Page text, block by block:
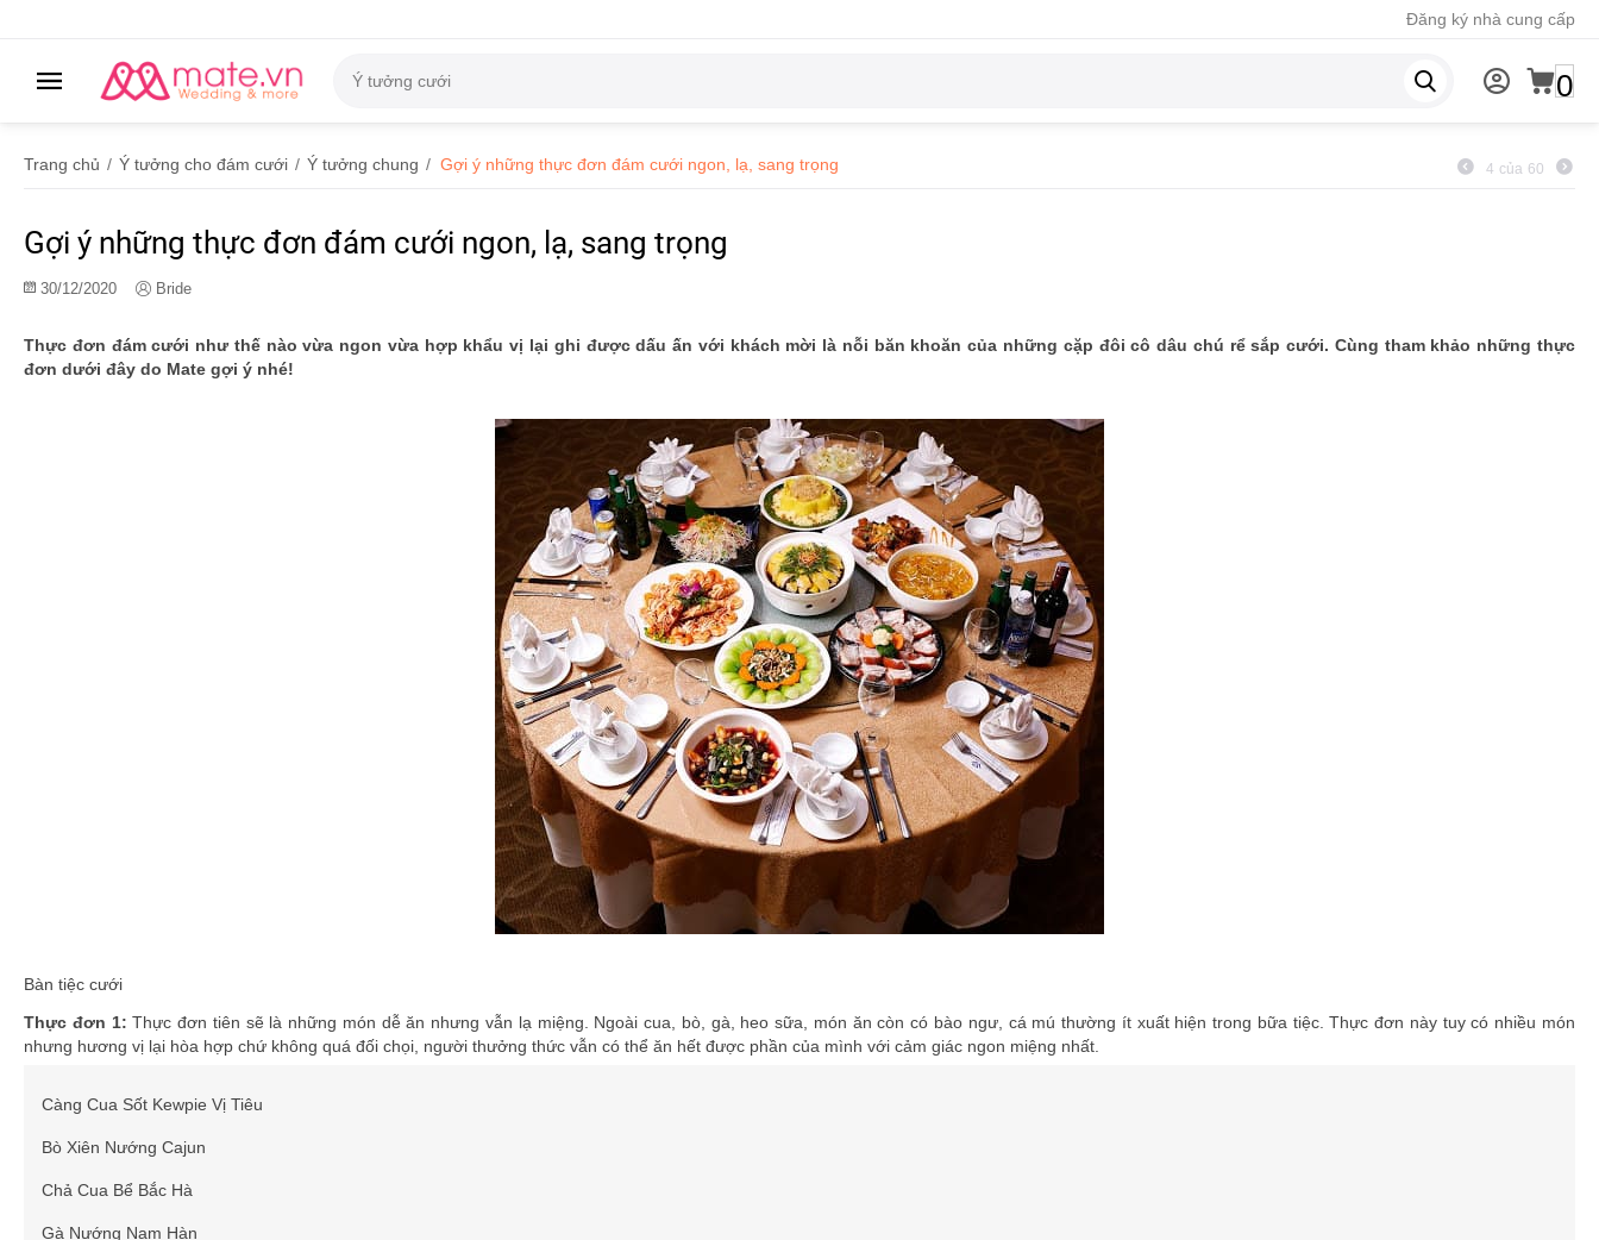
Đăng ký nhà cung cấp
0
Trang chủ / Ý tưởng cho đám cưới / Ý tưởng chung / Gợi ý những thực đơn đám cưới ngon, lạ, sang trọng 4 của 60
Gợi ý những thực đơn đám cưới ngon, lạ, sang trọng
30/12/2020 Bride
Thực đơn đám cưới như thế nào vừa ngon vừa hợp khẩu vị lại ghi được dấu ấn với khách mời là nỗi băn khoăn của những cặp đôi cô dâu chú rể sắp cưới. Cùng tham khảo những thực
đơn dưới đây do Mate gợi ý nhé!
Bàn tiệc cưới
Thực đơn 1: Thực đơn tiên sẽ là những món dễ ăn nhưng vẫn lạ miệng. Ngoài cua, bò, gà, heo sữa, món ăn còn có bào ngư, cá mú thường ít xuất hiện trong bữa tiệc. Thực đơn này tuy có nhiều món
nhưng hương vị lại hòa hợp chứ không quá đối chọi, người thưởng thức vẫn có thể ăn hết được phần của mình với cảm giác ngon miệng nhất.
Càng Cua Sốt Kewpie Vị Tiêu
Bò Xiên Nướng Cajun
Chả Cua Bể Bắc Hà
Gà Nướng Nam Hàn